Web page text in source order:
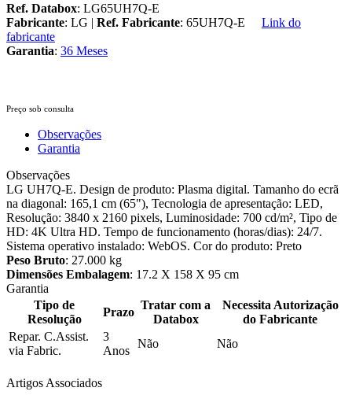
Ref. Databox: LG65UH7Q-E
Fabricante: LG | Ref. Fabricante: 65UH7Q-E
Link do
fabricante
Garantia: 36 Meses
Preço sob consulta
Observações
Garantia
Observações
LG UH7Q-E. Design de produto: Plasma digital. Tamanho do ecrã
na diagonal: 165,1 cm (65"), Tecnologia de apresentação: LED,
Resolução: 3840 x 2160 pixels, Luminosidade: 700 cd/m², Tipo de
HD: 4K Ultra HD. Tempo de funcionamento (horas/dias): 24/7.
Sistema operativo instalado: WebOS. Cor do produto: Preto
Peso Bruto: 27.000 kg
Dimensões Embalagem: 17.2 X 158 X 95 cm
Garantia
Tipo de
Resolução
Prazo
Tratar com a
Databox
Necessita Autorização
do Fabricante
Repar. C.Assist.
via Fabric.
3
Anos
Não Não
Artigos Associados